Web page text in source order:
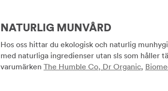
NATURLIG MUNVÅRD
Hos oss hittar du ekologisk och naturlig
med naturliga ingredienser utan sls som håller
varumärken The Humble Co, Dr Organic,